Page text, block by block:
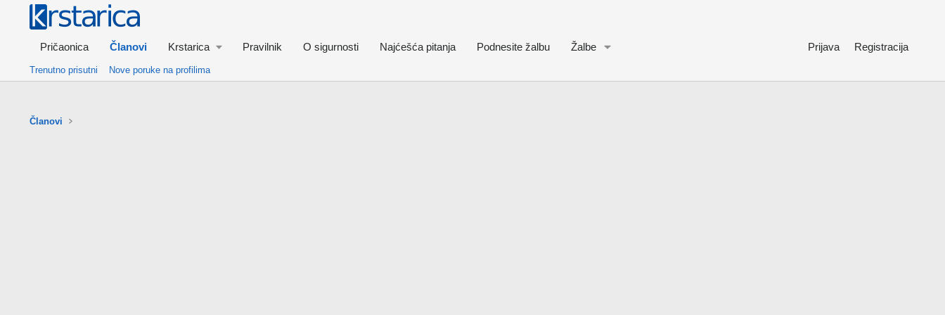
Pričaonica Članovi Krstarica Pravilnik O sigurnosti Najćešća pitanja Podnesite žalbu Žalbe Prijava Registracija
Trenutno prisutni Nove poruke na profilima
Članovi